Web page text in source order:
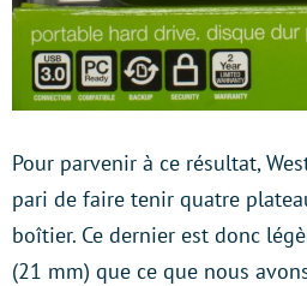
Pour parvenir à ce résultat,
pari de faire tenir quatre
boîtier. Ce dernier est donc
(21 mm) que ce que nous